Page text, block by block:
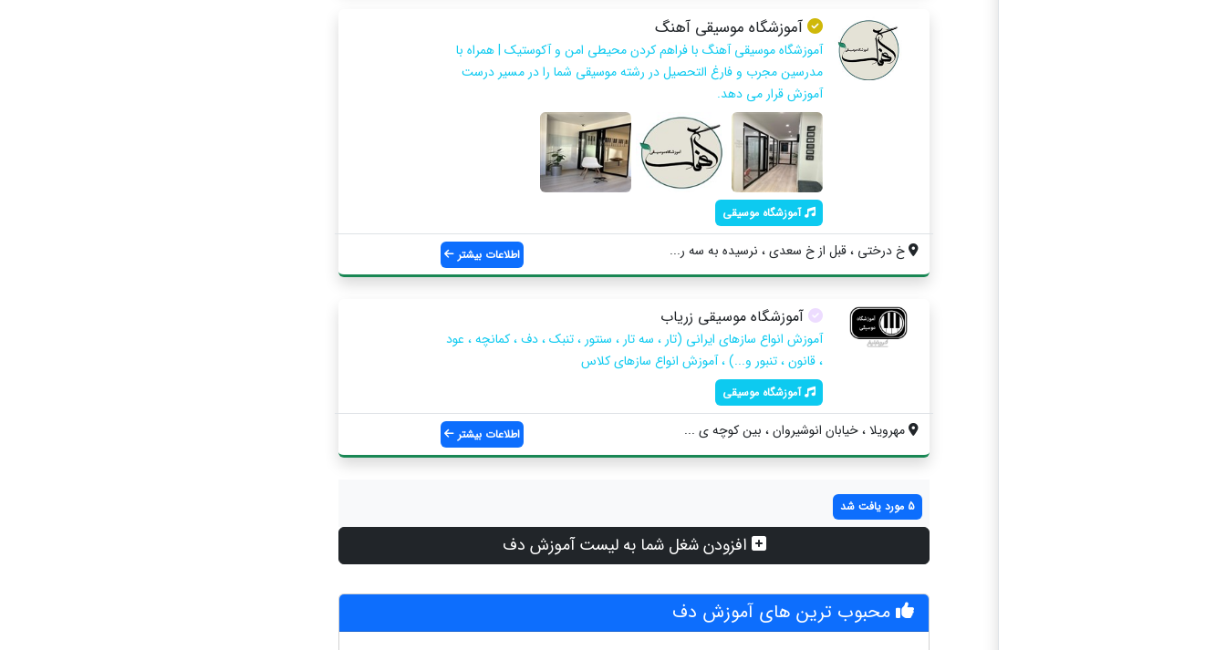
آموزشگاه موسیقی آهنگ
آموزشگاه موسیقی آهنگ با فراهم کردن محیطی امن و آکوستیک | همراه با
مدرسین مجرب و فارغ التحصیل در رشته موسیقی شما را در مسیر درست
آموزش قرار می دهد.
آموزشگاه موسیقی
خ درختی ، قبل از خ سعدی ، نرسیده به سه ر... اطلاعات بیشتر
آموزشگاه موسیقی زریاب
آموزش انواع سازهای ایرانی (تار ، سه تار ، سنتور ، تنبک ، دف ، کمانچه ، عود
، قانون ، تنبور و...) ، آموزش انواع سازهای کلاس
آموزشگاه موسیقی
مهرويلا ، خیابان انوشیروان ، بین کوچه ی ... اطلاعات بیشتر
5 مورد یافت شد
افزودن شغل شما به لیست آموزش دف
محبوب ترین های آموزش دف